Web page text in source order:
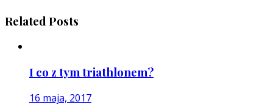
Related Posts
I co z tym triathlonem?
16 maja, 2017